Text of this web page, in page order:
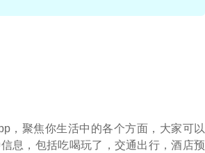
，聚焦你生活中的各个方面，大家可以
息，包括吃喝玩了，交通出行，酒店预